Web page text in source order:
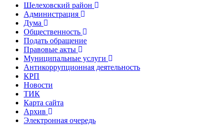
Шелеховский район
Администрация
Дума
Общественность
Подать обращение
Правовые акты
Муниципальные услуги
Антикоррупционная деятельность
КРП
Новости
ТИК
Карта сайта
Архив
Электронная очередь